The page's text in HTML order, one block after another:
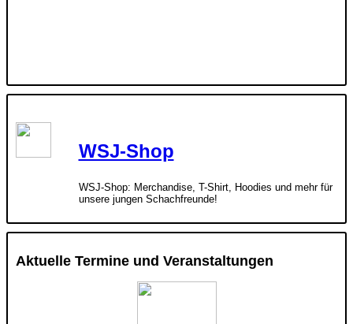
WSJ-Shop
WSJ-Shop: Merchandise, T-Shirt, Hoodies und mehr für
unsere jungen Schachfreunde!
Aktuelle Termine und Veranstaltungen